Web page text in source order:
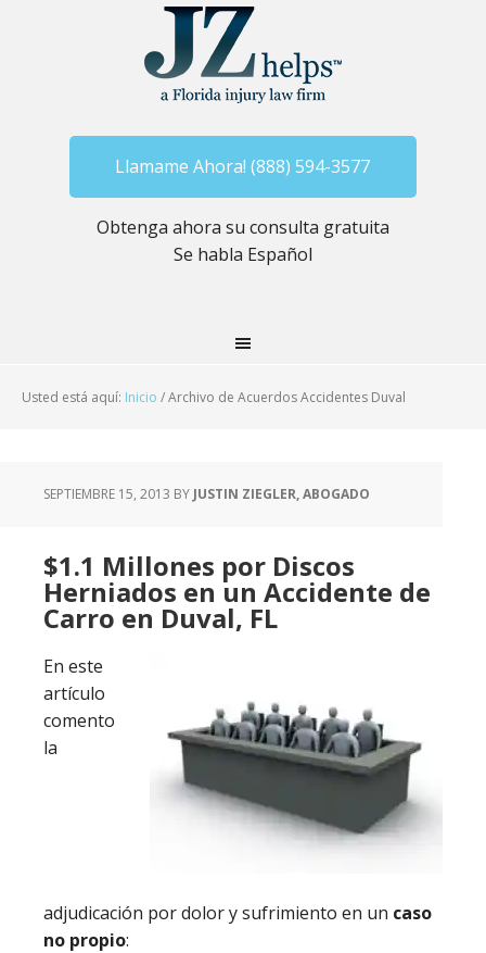
Llamame Ahora! (888) 594-3577
Obtenga ahora su consulta gratuita
Se habla Español
Usted está aquí: Inicio /Archivo de Acuerdos Accidentes Duval
SEPTIEMBRE 15, 2013 BY JUSTIN ZIEGLER, ABOGADO
$1.1 Millones por Discos
Herniados en un Accidente de
Carro en Duval, FL
En este
artículo
comento
la
adjudicación por dolor y sufrimiento en un caso
no propio: